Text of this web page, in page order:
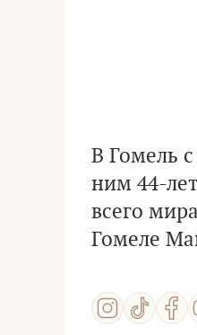
В Гомель
ним 44-
всего
Гомеле